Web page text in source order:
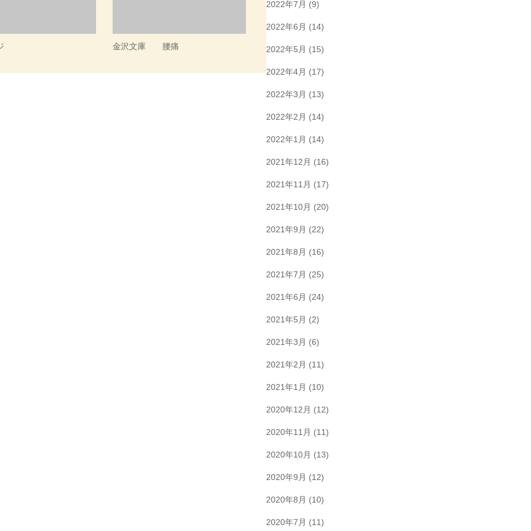
金沢文庫 腰痛
2022年7月 (9)
2022年6月 (14)
2022年5月 (15)
2022年4月 (17)
2022年3月 (13)
2022年2月 (14)
2022年1月 (14)
2021年12月 (16)
2021年11月 (17)
2021年10月 (20)
2021年9月 (22)
2021年8月 (16)
2021年7月 (25)
2021年6月 (24)
2021年5月 (2)
2021年3月 (6)
2021年2月 (11)
2021年1月 (10)
2020年12月 (12)
2020年11月 (11)
2020年10月 (13)
2020年9月 (12)
2020年8月 (10)
2020年7月 (11)